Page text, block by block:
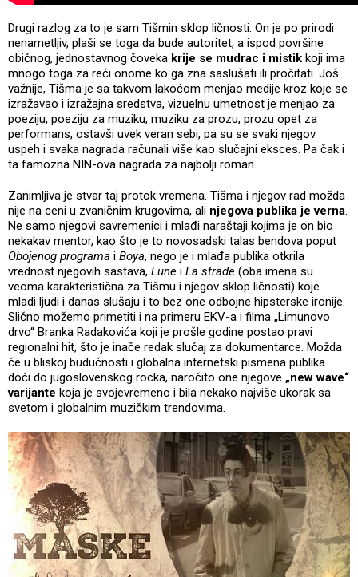
Drugi razlog za to je sam Tišmin sklop ličnosti. On je po prirodi
nenametljiv, plaši se toga da bude autoritet, a ispod površine
običnog, jednostavnog čoveka krije se mudrac i mistik koji ima
mnogo toga za reći onome ko ga zna saslušati ili pročitati. Još
važnije, Tišma je sa takvom lakoćom menjao medije kroz koje se
izražavao i izražajna sredstva, vizuelnu umetnost je menjao za
poeziju, poeziju za muziku, muziku za prozu, prozu opet za
performans, ostavši uvek veran sebi, pa su se svaki njegov
uspeh i svaka nagrada računali više kao slučajni eksces. Pa čak i
ta famozna NIN-ova nagrada za najbolji roman.
Zanimljiva je stvar taj protok vremena. Tišma i njegov rad možda
nije na ceni u zvaničnim krugovima, ali njegova publika je verna.
Ne samo njegovi savremenici i mlađi naraštaji kojima je on bio
nekakav mentor, kao što je to novosadski talas bendova poput
Obojenog programa i Boya, nego je i mlađa publika otkrila
vrednost njegovih sastava, Lune i La strade (oba imena su
veoma karakteristična za Tišmu i njegov sklop ličnosti) koje
mladi ljudi i danas slušaju i to bez one odbojne hipsterske ironije.
Slično možemo primetiti i na primeru EKV-a i filma „Limunovo
drvo“ Branka Radakovića koji je prošle godine postao pravi
regionalni hit, što je inače redak slučaj za dokumentarce. Možda
će u bliskoj budućnosti i globalna internetski pismena publika
doći do jugoslovenskog rocka, naročito one njegove „new wave“
varijante koja je svojevremeno i bila nekako najviše ukorak sa
svetom i globalnim muzičkim trendovima.